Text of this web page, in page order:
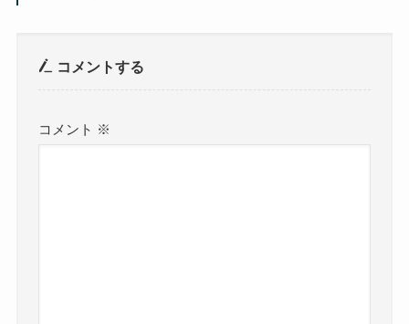
コメントする
コメント ※